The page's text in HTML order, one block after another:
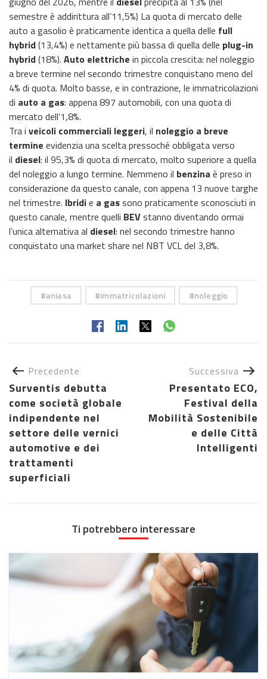
semestre è addirittura all’11,5%) La quota di mercato delle
auto a gasolio è praticamente identica a quella delle full
hybrid(13,4%) e nettamente più bassa di quella delle plug-in
hybrid(18%). Auto elettriche in piccola crescita: nel noleggio
a breve termine nel secondo trimestre conquistano meno del
4% di quota. Molto basse, e in contrazione, le immatricolazioni
di auto a gas: appena 897 automobili, con una quota di
mercato dell’1,8%.
Tra i veicoli commerciali leggeri, il noleggio a breve
termine evidenzia una scelta pressoché obbligata verso
il diesel: il 95,3% di quota di mercato, molto superiore a quella
del noleggio a lungo termine. Nemmeno il benzina è preso in
considerazione da questo canale, con appena 13 nuove targhe
nel trimestre. Ibridie a gassono praticamente sconosciuti in
questo canale, mentre quelli BEVstanno diventando ormai
l’unica alternativa al diesel: nel secondo trimestre hanno
conquistato una market share nel NBT VCL del 3,8%.
aniasa immatricolazioni noleggio
Precedente
Surventis debutta
come società globale
indipendente nel
settore delle vernici
automotive e dei
trattamenti
superficiali
Successiva
Presentato ECO,
Festival della
Mobilità Sostenibile
e delle Città
Intelligenti
Ti potrebbero interessare